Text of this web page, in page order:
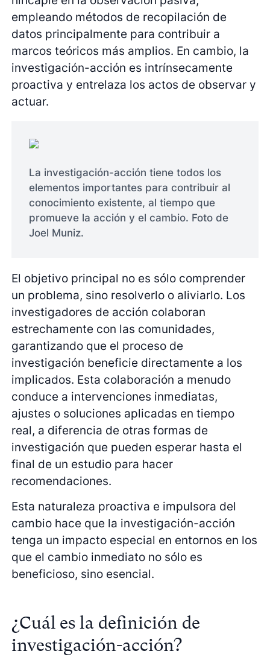
empleando métodos de recopilación de
datos principalmente para contribuir a
marcos teóricos más amplios. En cambio, la
investigación-acción es intrínsecamente
proactiva y entrelaza los actos de observar y
actuar.
La investigación-acción tiene todos los
elementos importantes para contribuir al
conocimiento existente, al tiempo que
promueve la acción y el cambio. Foto de
Joel Muniz.
El objetivo principal no es sólo comprender
un problema, sino resolverlo o aliviarlo. Los
investigadores de acción colaboran
estrechamente con las comunidades,
garantizando que el proceso de
investigación beneficie directamente a los
implicados. Esta colaboración a menudo
conduce a intervenciones inmediatas,
ajustes o soluciones aplicadas en tiempo
real, a diferencia de otras formas de
investigación que pueden esperar hasta el
final de un estudio para hacer
recomendaciones.
Esta naturaleza proactiva e impulsora del
cambio hace que la investigación-acción
tenga un impacto especial en entornos en los
que el cambio inmediato no sólo es
beneficioso, sino esencial.
¿Cuál es la definición de
investigación-acción?